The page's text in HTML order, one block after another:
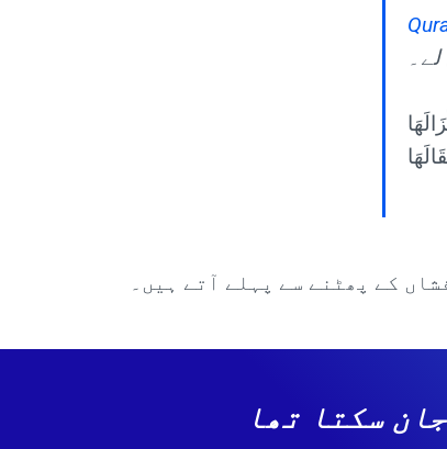
لے۔
کے پھٹنے سے پہلے آتے ہیں۔
کیسے جان سکتا تھا